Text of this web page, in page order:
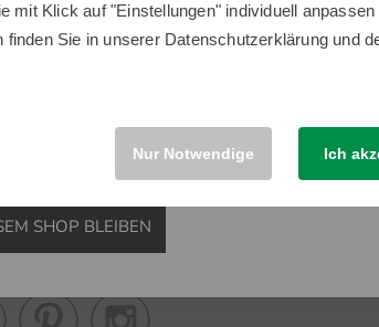
im Social Web
erfahren Sie alles Wissenswerte rund ums Thema
Golfsport.
SHOP BLEIBEN
mit Klick auf "Einstellungen" individuell
finden Sie in unserer Datenschutzerklärung und
Nur Notwendige Ich